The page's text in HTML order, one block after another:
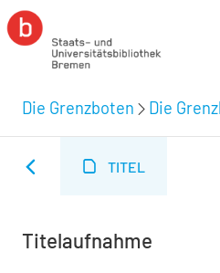
Die Grenzboten Die
TITEL
Titelaufnahme